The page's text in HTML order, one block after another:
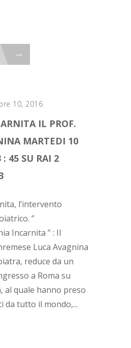
10, 2016
IL PROF.
MARTEDI 10
45 SU RAI 2
l’intervento
”
Incarnita ” : Il
Luca Avagnina
reduce da un
a Roma su
al quale hanno preso
da tutto il mondo,...